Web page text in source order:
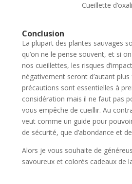
Cueillette
Conclusion
La plupart des plantes sauvages
qu’on ne le pense souvent, et si
nos cueillettes, les risques
négativement seront d’autant
précautions sont essentielles à
considération mais il ne faut pas
vous empêche de cueillir. Au
veut comme un guide pour
de sécurité, que d’abondance et
Alors je vous souhaite de
savoureux et colorés cadeaux de